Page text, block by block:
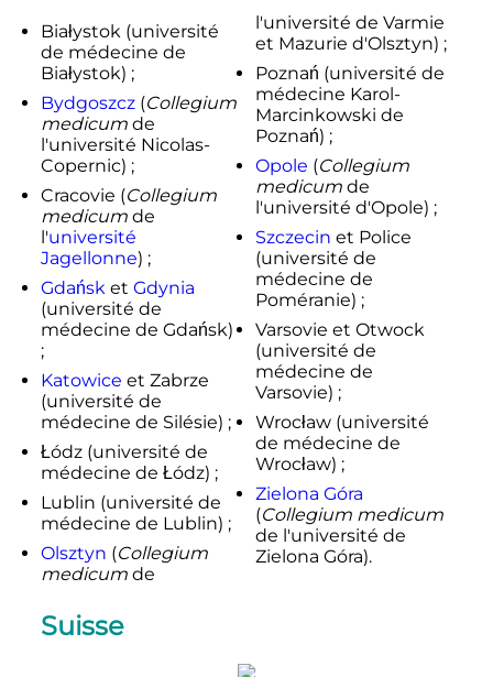
Białystok (université
de médecine de
Białystok) ;
Bydgoszcz(Collegium
medicumde
l'université Nicolas-
Copernic) ;
Cracovie (Collegium
medicumde
l'université
Jagellonne) ;
Gdańsket Gdynia
(université de
médecine de Gdańsk)
;
Katowice et Zabrze
(université de
médecine de Silésie) ;
Łódz (université de
médecine de Łódz) ;
Lublin (université de
médecine de Lublin) ;
Olsztyn (Collegium
medicumde
l'université de Varmie
et Mazurie d'Olsztyn) ;
Poznań (université de
médecine Karol-
Marcinkowski de
Poznań) ;
Opole (Collegium
medicum de
l'université d'Opole) ;
Szczecin et Police
(université de
médecine de
Poméranie) ;
Varsovie et Otwock
(université de
médecine de
Varsovie) ;
Wrocław (université
de médecine de
Wrocław) ;
Zielona Góra
(Collegium medicum
de l'université de
Zielona Góra).
Suisse